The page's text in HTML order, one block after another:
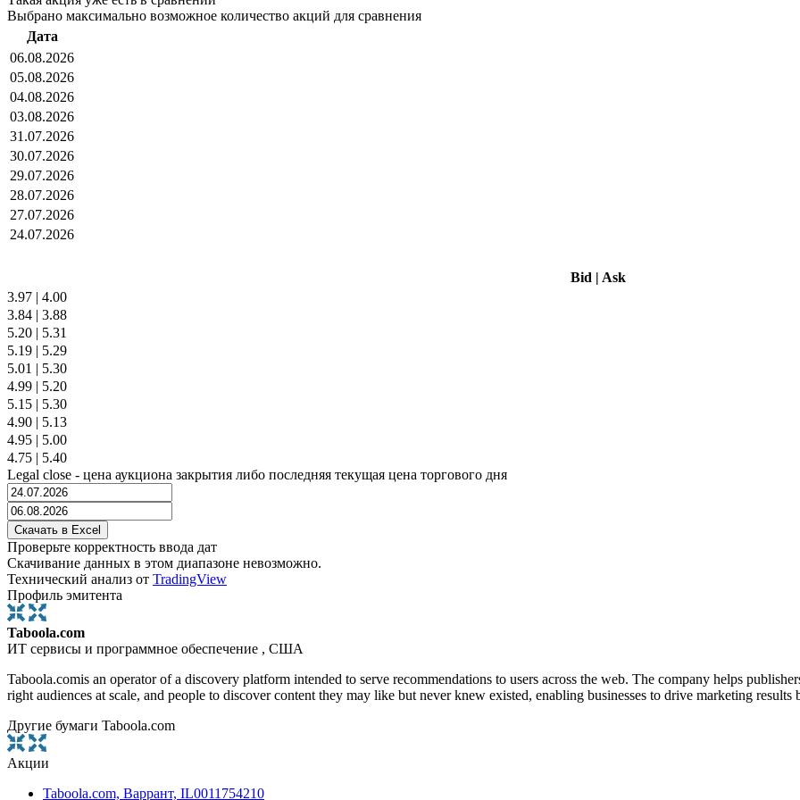
Выбрано максимально возможное количество акций для сравнения
Дата
06.08.2026
05.08.2026
04.08.2026
03.08.2026
31.07.2026
30.07.2026
29.07.2026
28.07.2026
27.07.2026
24.07.2026
Bid | Ask
3.97 | 4.00
3.84 | 3.88
5.20 | 5.31
5.19 | 5.29
5.01 | 5.30
4.99 | 5.20
5.15 | 5.30
4.90 | 5.13
4.95 | 5.00
4.75 | 5.40
Legal close - цена аукциона закрытия либо последняя текущая цена торгового дня
Проверьте корректность ввода дат
Скачивание данных в этом диапазоне невозможно.
Технический анализ от TradingView
Профиль эмитента
Taboola.com
ИТ сервисы и программное обеспечение , США
Taboola.comis an operator of a discovery platform intended to serve recommendations to users across the web. The company helps
right audiences at scale, and people to discover content they may like but never knew existed, enabling businesses to drive marketing results
Другие бумаги Taboola.com
Акции
Taboola.com, Варрант, IL0011754210